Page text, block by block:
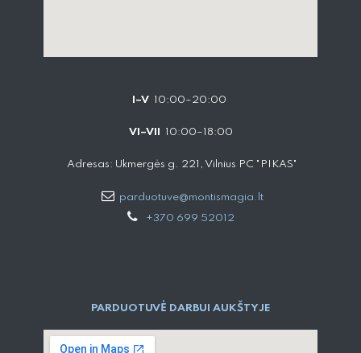
I–V 10:00–20:00
VI–VII 10:00–18:00
Adresas: Ukmergės g. 221, Vilnius PC "PIKAS"
parduotuve@montismagia.lt
+370 699 52012
PARDUOTUVĖ DARBUI AUKŠTYJE